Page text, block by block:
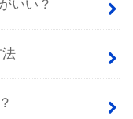
いい？